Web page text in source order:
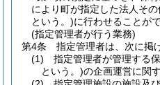
により町が指定した法人そ
という。)に行わせることがで
(指定管理者が行う業務)
第4条
指定管理者は、次に掲
(1)
指定管理者が管理する
という。)の企画運営に関